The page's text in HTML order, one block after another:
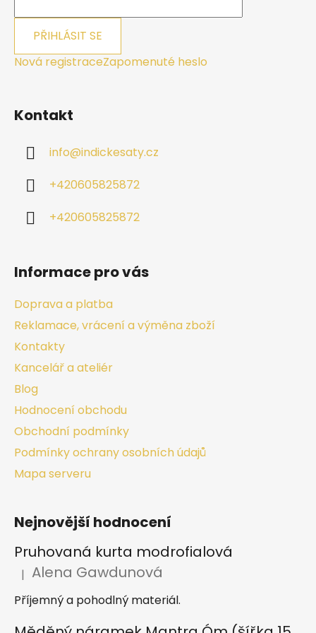
PŘIHLÁSIT SE
Nová registraceZapomenuté heslo
Kontakt
info@indickesaty.cz
+420605825872
+420605825872
Informace pro vás
Doprava a platba
Reklamace, vrácení a výměna zboží
Kontakty
Kancelář a ateliér
Blog
Hodnocení obchodu
Obchodní podmínky
Podmínky ochrany osobních údajů
Mapa serveru
Nejnovější hodnocení
Pruhovaná kurta modrofialová
Hodnocení produktu je 5 z 5 hvězdiček.
| Alena Gawdunová
Příjemný a pohodlný materiál.